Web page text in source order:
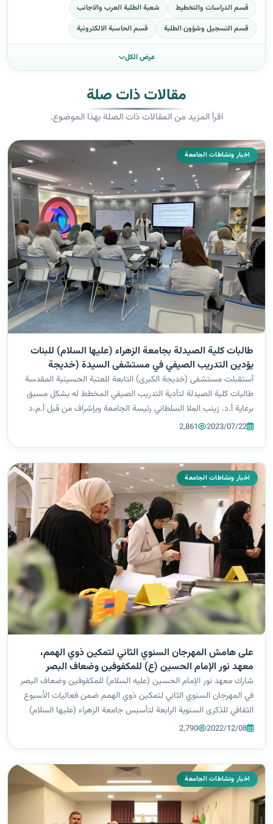
قسم الدراسات والتخطيط
شعبة الطلبة العرب والاجانب
قسم التسجيل وشؤون الطلبة
قسم الحاسبة الالكترونية
عرض الكل
مقالات ذات صلة
اقرأ المزيد من المقالات ذات الصلة بهذا الموضوع.
اخبار ونشاطات الجامعة
طالبات كلية الصيدلة بجامعة الزهراء (عليها السلام) للبنات
يؤدين التدريب الصيفي في مستشفى السيدة (خديجة
الكبرى) التابع للعتبة الحسينية المقدسة
أستقبلت مستشفى (خديجة الكبرى) التابعة للعتبة الحسينية المقدسة
طالبات كلية الصيدلة لتأدية التدريب الصيفي المخطط له بشكل مسبق
برعاية أ.د. زينب الملا السلطاني رئيسة الجامعة وبإشراف من قبل أ.م.د
نور هاتف الدباغ عميدة كلية الصيدلة ومعاونيها أ.م.د غفران محمد
2023/07/22
2,861
اخبار ونشاطات الجامعة
على هامش المهرجان السنوي الثاني لتمكين ذوي الهمم،
معهد نور الإمام الحسين (ع) للمكفوفين وضعاف البصر
يشارك في فعاليات الأسبوع الثقافي الجامعي.
شارك معهد نور الإمام الحسين (عليه السلام) للمكفوفين وضعاف البصر
في المهرجان السنوي الثاني لتمكين ذوي الهمم ضمن فعاليات الأسبوع
الثقافي للذكرى السنوية الرابعة لتأسيس جامعة الزهراء (عليها السلام)
البنات، بالعديد من الفعاليات والنشاطات كان أبرزها المعرض الذي
2022/12/08
2,790
اخبار ونشاطات الجامعة